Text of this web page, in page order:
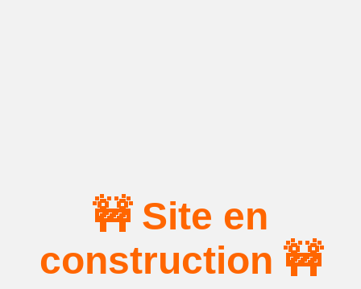
🚧 Site en
construction 🚧